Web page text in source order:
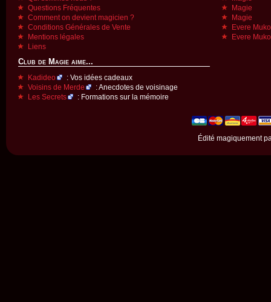
Questions Fréquentes
Comment on devient magicien ?
Conditions Générales de Vente
Mentions légales
Liens
Club de Magie aime...
Kadideo
: Vos idées cadeaux
Voisins de Merde
: Anecdotes de voisinage
Les Secrets
: Formations sur la mémoire
Magie
Magie
Evere
Evere
Édité magiquement